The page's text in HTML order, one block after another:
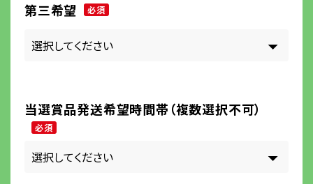
第三希望 必須
当選賞品発送希望時間帯（複数選択不可）
必須